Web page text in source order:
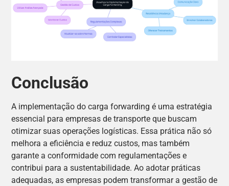
Conclusão
A implementação do carga forwarding é uma estratégia
essencial para empresas de transporte que buscam
otimizar suas operações logísticas. Essa prática não só
melhora a eficiência e reduz custos, mas também
garante a conformidade com regulamentações e
contribui para a sustentabilidade. Ao adotar práticas
adequadas, as empresas podem transformar a gestão de